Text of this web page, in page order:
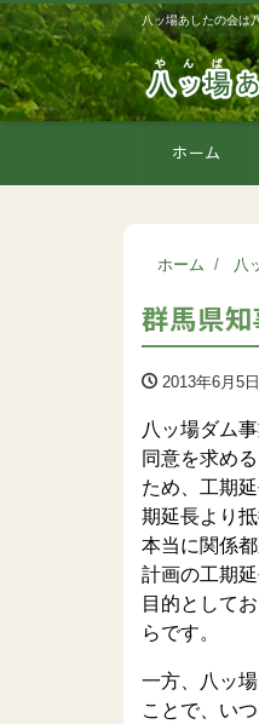
八ッ場あしたの会は
ホーム
ホーム 八
群馬県
2013年6月5日
八ッ場ダム
同意を求め
ため、工期
期延長より
本当に関係
計画の工期
目的として
らです。
一方、八ッ
ことで、い